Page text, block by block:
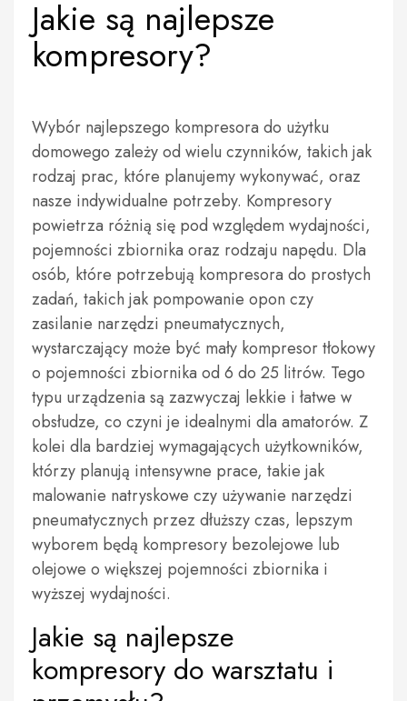
Jakie są najlepsze
kompresory?
Wybór najlepszego kompresora do użytku
domowego zależy od wielu czynników, takich jak
rodzaj prac, które planujemy wykonywać, oraz
nasze indywidualne potrzeby. Kompresory
powietrza różnią się pod względem wydajności,
pojemności zbiornika oraz rodzaju napędu. Dla
osób, które potrzebują kompresora do prostych
zadań, takich jak pompowanie opon czy
zasilanie narzędzi pneumatycznych,
wystarczający może być mały kompresor tłokowy
o pojemności zbiornika od 6 do 25 litrów. Tego
typu urządzenia są zazwyczaj lekkie i łatwe w
obsłudze, co czyni je idealnymi dla amatorów. Z
kolei dla bardziej wymagających użytkowników,
którzy planują intensywne prace, takie jak
malowanie natryskowe czy używanie narzędzi
pneumatycznych przez dłuższy czas, lepszym
wyborem będą kompresory bezolejowe lub
olejowe o większej pojemności zbiornika i
wyższej wydajności.
Jakie są najlepsze
kompresory do warsztatu i